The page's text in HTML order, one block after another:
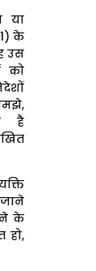
या
के
उस
को
है
जाने
के
हो,